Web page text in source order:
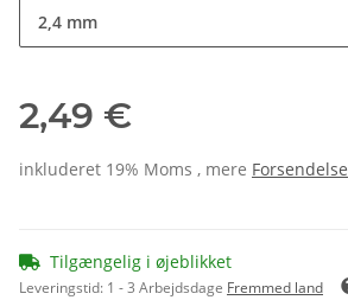
2,4 mm
2,49 €
inkluderet 19% Moms , mere Forsendelse
Tilgængelig i øjeblikket
Leveringstid: 1 - 3 Arbejdsdage Fremmed land